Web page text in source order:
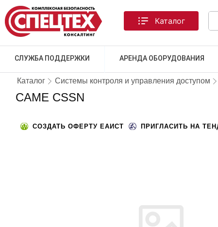
СЛУЖБА ПОДДЕРЖКИ АРЕНДА ОБОРУДОВАНИЯ
Каталог
Каталог Системы контроля и управления доступом
CAME CSSN
СОЗДАТЬ ОФЕРТУ ЕАИСТ ПРИГЛАСИТЬ НА